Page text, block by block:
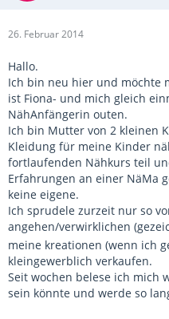
26. Februar 2014
Hallo.
Ich bin neu hier und möchte
ist Fiona- und mich gleich
NähAnfängerin outen.
Ich bin Mutter von 2 kleinen
Kleidung für meine Kinder
fortlaufenden Nähkurs teil
Erfahrungen an einer NäMa
keine eigene.
Ich sprudele zurzeit nur so
angehen/verwirklichen
meine kreationen (wenn ich
kleingewerblich verkaufen.
Seit wochen belese ich mich
sein könnte und werde so